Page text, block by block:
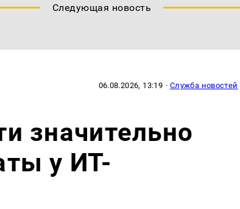
Следующая новость
06.08.2026, 13:19 · Служба новостей
значительно
у ИТ-